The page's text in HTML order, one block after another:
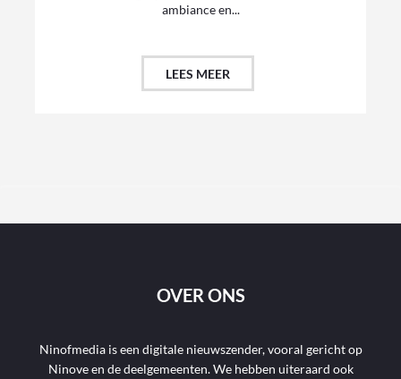
ambiance en...
LEES MEER
OVER ONS
Ninofmedia is een digitale nieuwszender, vooral gericht op
Ninove en de deelgemeenten. We hebben uiteraard ook